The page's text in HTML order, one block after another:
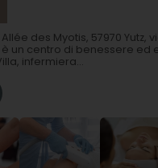
Allée des Myotis, 57970
è un centro di benessere
infermiera...